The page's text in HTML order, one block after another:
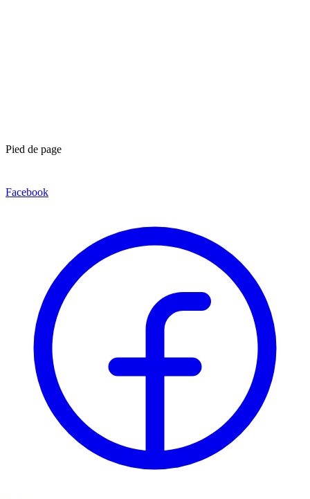
Pied de page
Facebook